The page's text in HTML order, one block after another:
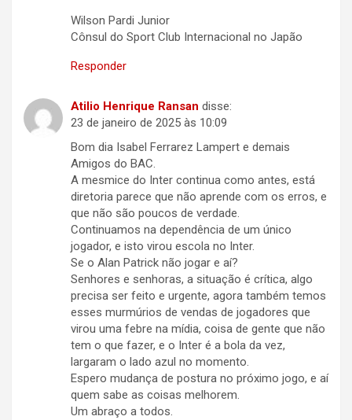
Wilson Pardi Junior
Cônsul do Sport Club Internacional no Japão
Responder
Atilio Henrique Ransan disse:
23 de janeiro de 2025 às 10:09
Bom dia Isabel Ferrarez Lampert e demais
Amigos do BAC.
A mesmice do Inter continua como antes, está
diretoria parece que não aprende com os erros, e
que não são poucos de verdade.
Continuamos na dependência de um único
jogador, e isto virou escola no Inter.
Se o Alan Patrick não jogar e aí?
Senhores e senhoras, a situação é crítica, algo
precisa ser feito e urgente, agora também temos
esses murmúrios de vendas de jogadores que
virou uma febre na mídia, coisa de gente que não
tem o que fazer, e o Inter é a bola da vez,
largaram o lado azul no momento.
Espero mudança de postura no próximo jogo, e aí
quem sabe as coisas melhorem.
Um abraço a todos.